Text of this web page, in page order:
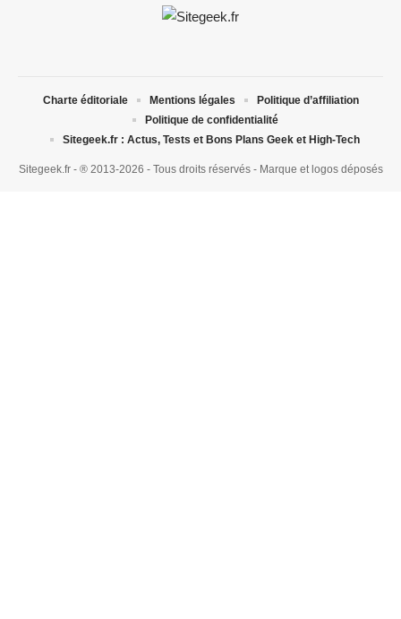
Sitegeek.fr - ® 2013-2026 - Tous droits réservés - Marque et logos déposés
Charte éditoriale Mentions légales
Politique d’affiliation
Politique de confidentialité
Sitegeek.fr : Actus, Tests et Bons Plans Geek et High-Tech